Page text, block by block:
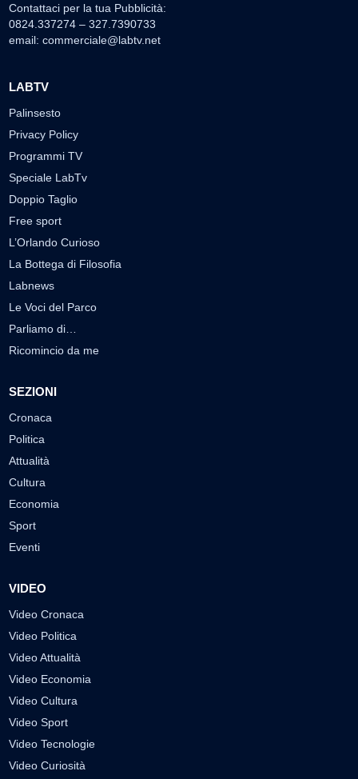
Contattaci per la tua Pubblicità:
0824.337274 – 327.7390733
email: commerciale@labtv.net
LABTV
Palinsesto
Privacy Policy
Programmi TV
Speciale LabTv
Doppio Taglio
Free sport
L’Orlando Curioso
La Bottega di Filosofia
Labnews
Le Voci del Parco
Parliamo di…
Ricomincio da me
SEZIONI
Cronaca
Politica
Attualità
Cultura
Economia
Sport
Eventi
VIDEO
Video Cronaca
Video Politica
Video Attualità
Video Economia
Video Cultura
Video Sport
Video Tecnologie
Video Curiosità